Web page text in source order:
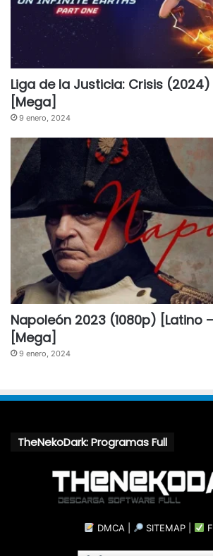
Liga de la Justicia: Crisis
[Mega]
9 enero, 2024
Napoleón 2023 (1080p) [Latino
[Mega]
9 enero, 2024
TheNekoDark: Programas Full
DMCA SITEMAP